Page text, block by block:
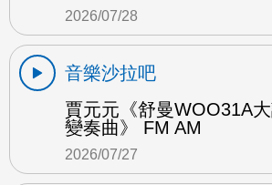
2026/07/28
音樂沙拉吧
賈元元《舒曼WOO31A
變奏曲》 FM AM
2026/07/27